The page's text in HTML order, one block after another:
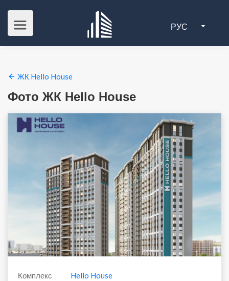
РУС
ЖК Hello House
Фото ЖК Hello House
Комплекс
Hello House